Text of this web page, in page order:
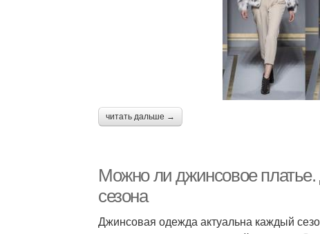
читать дальше →
Можно ли джинсовое
сезона
Джинсовая одежда актуальна каждый